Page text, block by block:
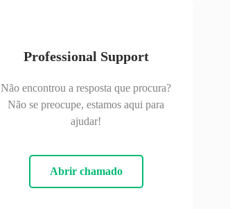
Professional Support
Não encontrou a resposta que procura?
Não se preocupe, estamos aqui para
ajudar!
Abrir chamado